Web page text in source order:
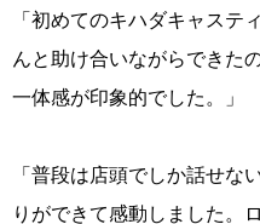
「初めてのキハダキャステ
んと助け合いながらできた
一体感が印象的でした。」
「普段は店頭でしか話せな
りができて感動しました。